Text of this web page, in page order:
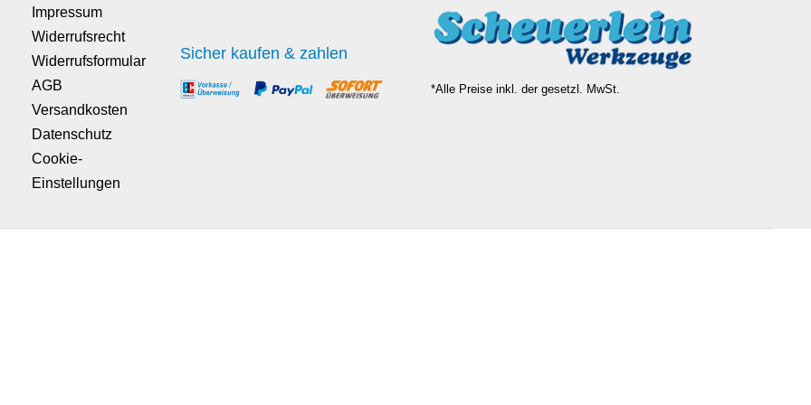
Impressum
Widerrufsrecht
Widerrufsformular
AGB
Versandkosten
Datenschutz
Cookie-
Einstellungen
Sicher kaufen & zahlen
*Alle Preise inkl. der gesetzl. MwSt.